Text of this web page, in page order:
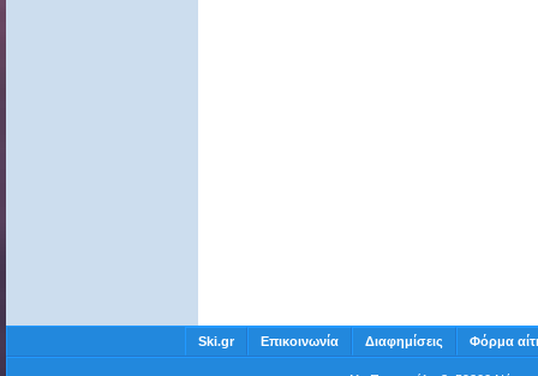
Ski.gr Επικοινωνία Διαφημίσεις Φόρμα